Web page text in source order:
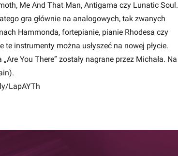
Me And That Man, Antigama czy Lunatic Soul.
gra głównie na analogowych, tak zwanych
Hammonda, fortepianie, pianie Rhodesa czy
instrumenty można usłyszeć na nowej płycie.
You There” zostały nagrane przez Michała. Na
LapAYTh